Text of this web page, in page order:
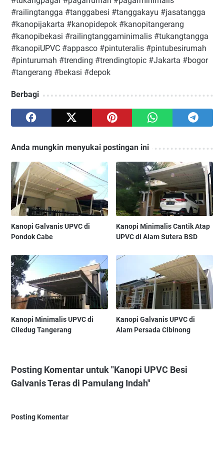
#railingtangga #tanggabesi #tanggakayu #jasatangga
#kanopijakarta #kanopidepok #kanopitangerang
#kanopibekasi #railingtanggaminimalis #tukangtangga
#kanopiUPVC #appasco #pintuteralis #pintubesirumah
#pinturumah #trending #trendingtopic #Jakarta #bogor
#tangerang #bekasi #depok
Berbagi
Anda mungkin menyukai postingan ini
Kanopi Galvanis UPVC di
Pondok Cabe
Kanopi Minimalis Cantik Atap
UPVC di Alam Sutera BSD
Kanopi Minimalis UPVC di
Ciledug Tangerang
Kanopi Galvanis UPVC di
Alam Persada Cibinong
Posting Komentar untuk "Kanopi UPVC Besi
Galvanis Teras di Pamulang Indah"
Posting Komentar